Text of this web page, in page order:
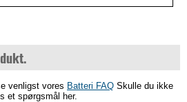
venligst vores Batteri FAQ Skulle du ikke
et spørgsmål her.